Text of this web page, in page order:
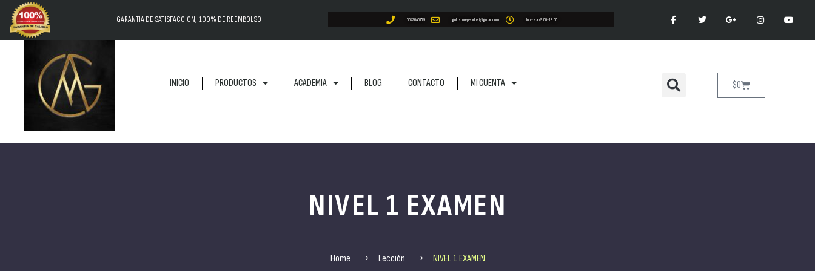
GARANTIA DE SATISFACCION, 100% DE REEMBOLSO 5542645779 goldstorepedidos@gmail.com lun - sab 9:00-18:00
INICIO PRODUCTOS ACADEMIA BLOG CONTACTO MI CUENTA $0
NIVEL 1 EXAMEN
Home Lección NIVEL 1 EXAMEN